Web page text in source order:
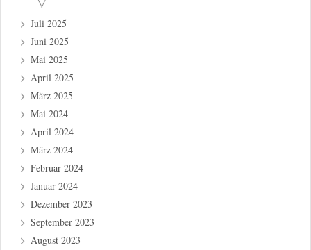
Juli 2025
Juni 2025
Mai 2025
April 2025
März 2025
Mai 2024
April 2024
März 2024
Februar 2024
Januar 2024
Dezember 2023
September 2023
August 2023